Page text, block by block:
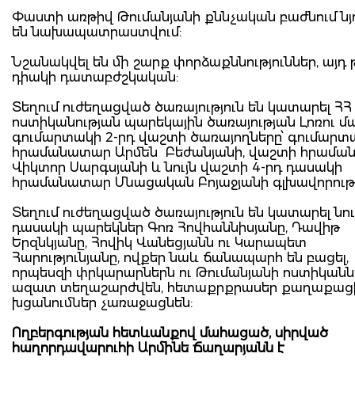
Փաստի առթիվ Թումանյանի քննչական բաժնում
են նախապատրաստվում:
Նշանակվել են մի շարք փորձաքննություններ, այդ
դիակի դատաբժշկական:
Տեղում ուժեղացված ծառայություն են կատարել ՀՀ
ոստիկանության պարեկային ծառայության Լոռու
գումարտակի 2-րդ վաշտի ծառայողները՝
հրամանատար Արմեն Բեժանյանի, վաշտի
Վիկտոր Սարգսյանի և նույն վաշտի 4-րդ դասակի
հրամանատար Մնացական Բոյաջյանի
Տեղում ուժեղացված ծառայություն են կատարել
դասակի պարեկներ Գոռ Հովհաննիսյանը, Դավիթ
Երզնկյանը, Հովիկ Վանեցյանն ու Կարապետ
Հարությունյանը, ովքեր նաև ճանապարհ են բացել,
որպեսզի փրկարարներն ու Թումանյանի
ազատ տեղաշարժվեն, հետաքրքրասեր
խցանումներ չառաջացնեն:
Ողբերգության հետևանքով մահացած, սիրված
հաղորդավարուհի Արմինե Ճաղարյանն է